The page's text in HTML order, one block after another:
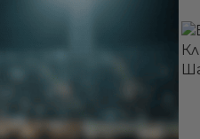
Munchen FC
Раница
Bayern Munchen